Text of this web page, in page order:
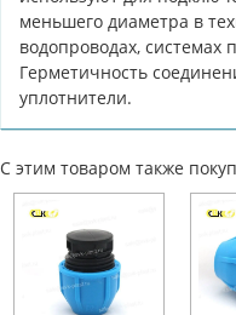
меньшего диаметра в
водопроводах,
Герметичность
уплотнители.
С этим товаром также